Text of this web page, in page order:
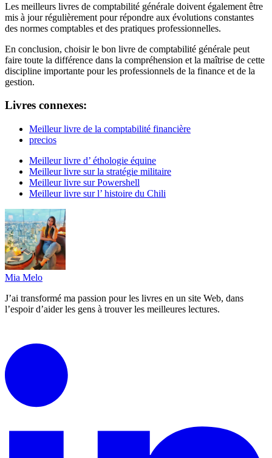
Les meilleurs livres de comptabilité générale doivent également être
mis à jour régulièrement pour répondre aux évolutions constantes
des normes comptables et des pratiques professionnelles.
En conclusion, choisir le bon livre de comptabilité générale peut
faire toute la différence dans la compréhension et la maîtrise de cette
discipline importante pour les professionnels de la finance et de la
gestion.
Livres connexes:
Meilleur livre de la comptabilité financière
precios
Meilleur livre d’ éthologie équine
Meilleur livre sur la stratégie militaire
Meilleur livre sur Powershell
Meilleur livre sur l’ histoire du Chili
Mia Melo
J’ai transformé ma passion pour les livres en un site Web, dans
l’espoir d’aider les gens à trouver les meilleures lectures.